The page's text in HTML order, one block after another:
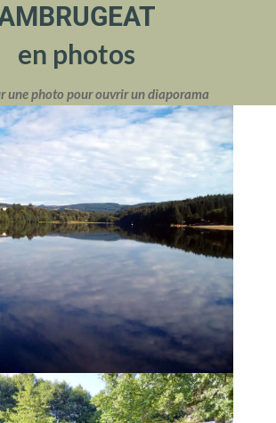
en photos
une photo pour ouvrir un diaporama